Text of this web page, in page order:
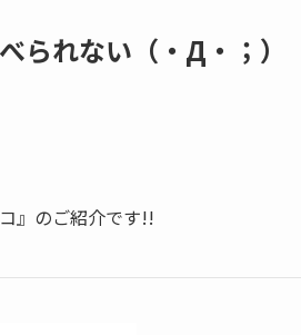
られない（・Д・；）
』のご紹介です!!